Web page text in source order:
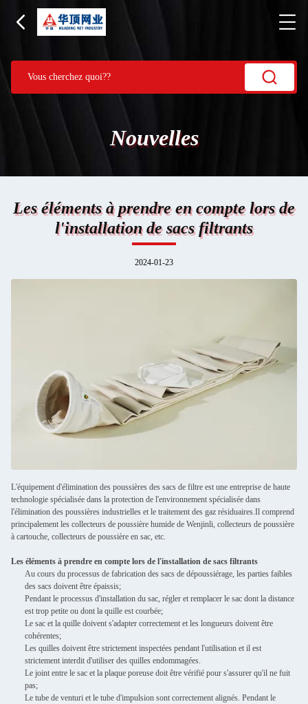
Nouvelles
Les éléments à prendre en compte lors de
l'installation de sacs filtrants
2024-01-23
L'équipement d'élimination des poussières des sacs de filtre est une entreprise de haute
technologie spécialisée dans la protection de l'environnement spécialisée dans
l'élimination des poussières industrielles et le traitement des gaz résiduaires.Il comprend
principalement les collecteurs de poussière humide de Wenjinli, collecteurs de poussière
à cartouche, collecteurs de poussière en sac, etc.
Les éléments à prendre en compte lors de l'installation de sacs filtrants
Au cours du processus de fabrication des sacs de dépoussiérage, les parties faibles
des sacs doivent être épaissis;
Pendant le processus d'installation du sac, régler et remplacer le sac dont la distance
est trop petite ou dont la quille est courbée;
Le sac et la quille doivent s'adapter correctement et les longueurs doivent être
cohérentes;
Les quilles doivent être strictement inspectées pendant l'utilisation et il est
strictement interdit d'utiliser des quilles endommagées.
Le joint entre le sac et la plaque poreuse doit être vérifié pour s'assurer qu'il ne fuit
pas;
Le tube de venturi et le tube d'impulsion sont correctement alignés. Pendant le